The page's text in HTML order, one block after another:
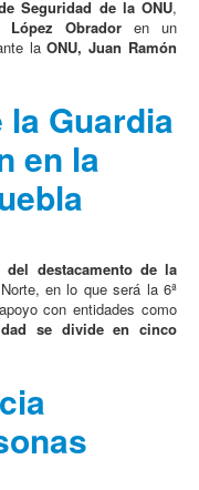
Seguridad de la ONU,
López Obrador en un
laONU, Juan Ramón
Guardia
en la
del destacamento de la
en lo que será la 6ª
con entidades como
se divide en cinco